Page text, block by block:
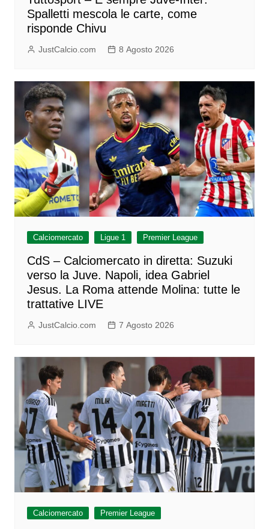
Spalletti mescola le carte, come
risponde Chivu
JustCalcio.com 8 Agosto 2026
Calciomercato Ligue 1 Premier League
CdS – Calciomercato in diretta: Suzuki
verso la Juve. Napoli, idea Gabriel
Jesus. La Roma attende Molina: tutte le
trattative LIVE
JustCalcio.com 7 Agosto 2026
Calciomercato Premier League